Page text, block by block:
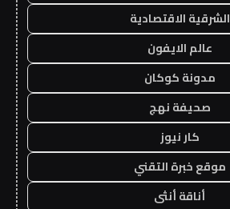
الشرقية الاقتصادية
عالم الايفون
مدونة كوكان
صحيفة نهج
كار نيوز
موقع خبرة التقني
أناقة أنثى